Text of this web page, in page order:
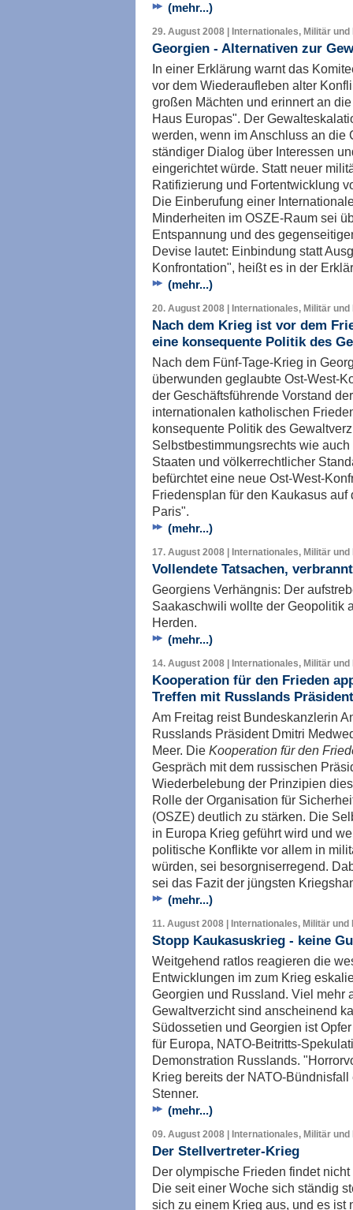
(mehr...)
29. August 2008 | Internationales, Militär und
Georgien - Alternativen zur
In einer Erklärung warnt das
vor dem Wiederaufleben alter
großen Mächten und erinnert an
Haus Europas". Der
werden, wenn im Anschluss an die
ständiger Dialog über Interessen
eingerichtet würde. Statt neuer
Ratifizierung und Fortentwicklung
Die Einberufung einer
Minderheiten im OSZE-Raum sei
Entspannung und des
Devise lautet: Einbindung statt
Konfrontation", heißt es in der
(mehr...)
20. August 2008 | Internationales, Militär und
Nach dem Krieg ist vor dem
eine konsequente Politik des
Nach dem Fünf-Tage-Krieg in
überwunden geglaubte Ost-West-
der Geschäftsführende Vorstand
internationalen katholischen
konsequente Politik des
Selbstbestimmungsrechts wie
Staaten und völkerrechtlicher
befürchtet eine neue Ost-West-
Friedensplan für den Kaukasus
Paris".
(mehr...)
17. August 2008 | Internationales, Militär und
Vollendete Tatsachen,
Georgiens Verhängnis: Der
Saakaschwili wollte der Geopolitik
Herden.
(mehr...)
14. August 2008 | Internationales, Militär und
Kooperation für den Frieden
Treffen mit Russlands
Am Freitag reist Bundeskanzlerin
Russlands Präsident Dmitri
Meer. Die Kooperation für den
Gespräch mit dem russischen
Wiederbelebung der Prinzipien
Rolle der Organisation für
(OSZE) deutlich zu stärken. Die
in Europa Krieg geführt wird und
politische Konflikte vor allem in
würden, sei besorgniserregend.
sei das Fazit der jüngsten
(mehr...)
11. August 2008 | Internationales, Militär und
Stopp Kaukasuskrieg - keine
Weitgehend ratlos reagieren die
Entwicklungen im zum Krieg
Georgien und Russland. Viel mehr
Gewaltverzicht sind anscheinend
Südossetien und Georgien ist
für Europa, NATO-Beitritts-
Demonstration Russlands.
Krieg bereits der NATO-
Stenner.
(mehr...)
09. August 2008 | Internationales, Militär und
Der Stellvertreter-Krieg
Der olympische Frieden findet
Die seit einer Woche sich ständig
sich zu einem Krieg aus, und es ist